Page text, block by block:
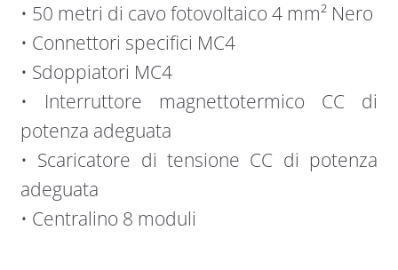
• 50 metri di cavo fotovoltaico 4 mm² Nero
• Connettori specifici MC4
• Sdoppiatori MC4
• Interruttore magnettotermico CC di
potenza adeguata
• Scaricatore di tensione CC di potenza
adeguata
• Centralino 8 moduli